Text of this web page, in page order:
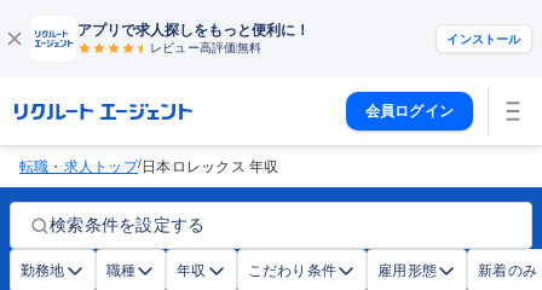
アプリで求人探しをもっと便利に！
レビュー高評価無料
インストール
会員ログイン
転職・求人トップ/日本ロレックス 年収
検索条件を設定する
勤務地 職種 年収 こだわり条件 雇用形態 新着のみ